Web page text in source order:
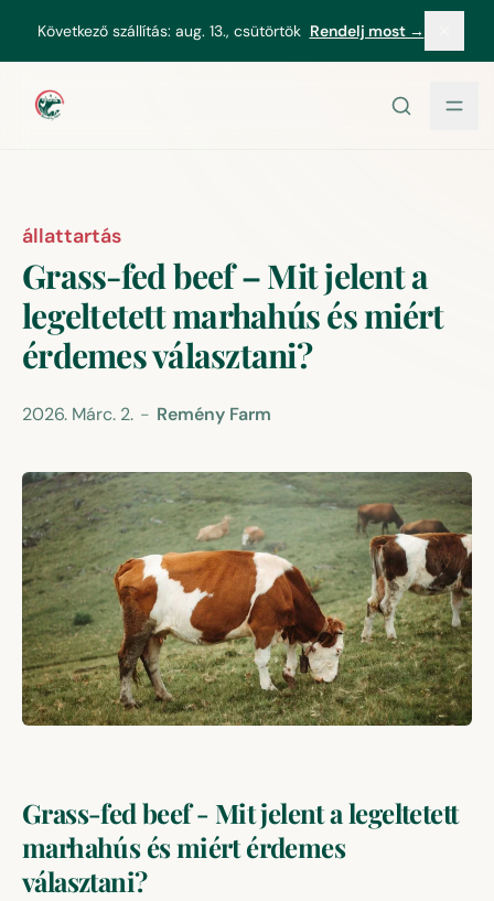
Következő szállítás: aug. 13., csütörtök Rendelj most →
állattartás
Grass-fed beef – Mit jelent a
legeltetett marhahús és miért
érdemes választani?
2026. Márc. 2. - Remény Farm
Grass-fed beef – Mit jelent a legeltetett marhahús és miért
Grass-fed beef - Mit jelent a legeltetett
marhahús és miért érdemes
választani?